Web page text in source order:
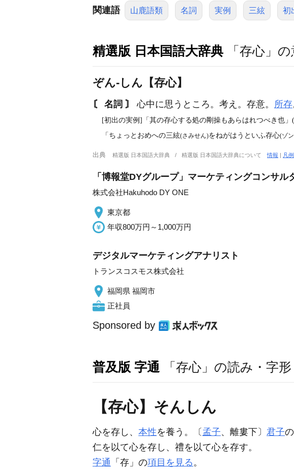
関連語 山鹿語類 名詞 実例 三絃 初
精選版 日本国語大辞典 「存心」
ぞん‐しん【存心】
〘 名詞 〙 心中に思うところ。考え。存意。 所存
[初出の実例]「其の存心する処の剛操もあらはれつべき也
「ちょっとおめへの三絃(さみせん)をねがはうといふ存心(ゾ
出典 精選版 日本国語大辞典 精選版 日本国語大辞典について情報 | 凡例
「博報堂DYグループ」マーケティングコンサ
株式会社Hakuhodo DY ONE
東京都
年収800万円～1,000万円
デジタルマーケティングアナリスト
トランスコスモス株式会社
福岡県 福岡市
正社員
Sponsored by
普及版 字通 「存心」の読み・字
【存心】そんしん
心を存し、 本性を養う。〔 孟子、離婁下〕 君子
仁を以て心を存し、禮を以て心を存す。
字通 「存」の項目を見る。